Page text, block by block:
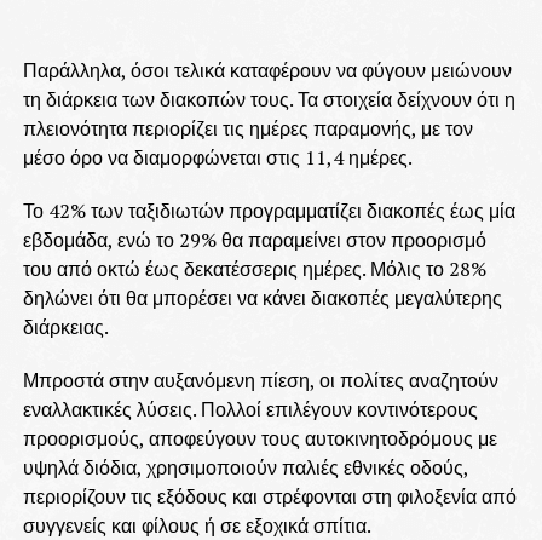
Παράλληλα, όσοι τελικά καταφέρουν να φύγουν μειώνουν
τη διάρκεια των διακοπών τους. Τα στοιχεία δείχνουν ότι η
πλειονότητα περιορίζει τις ημέρες παραμονής, με τον
μέσο όρο να διαμορφώνεται στις 11,4 ημέρες.
Το 42% των ταξιδιωτών προγραμματίζει διακοπές έως μία
εβδομάδα, ενώ το 29% θα παραμείνει στον προορισμό
του από οκτώ έως δεκατέσσερις ημέρες. Μόλις το 28%
δηλώνει ότι θα μπορέσει να κάνει διακοπές μεγαλύτερης
διάρκειας.
Μπροστά στην αυξανόμενη πίεση, οι πολίτες αναζητούν
εναλλακτικές λύσεις. Πολλοί επιλέγουν κοντινότερους
προορισμούς, αποφεύγουν τους αυτοκινητοδρόμους με
υψηλά διόδια, χρησιμοποιούν παλιές εθνικές οδούς,
περιορίζουν τις εξόδους και στρέφονται στη φιλοξενία από
συγγενείς και φίλους ή σε εξοχικά σπίτια.